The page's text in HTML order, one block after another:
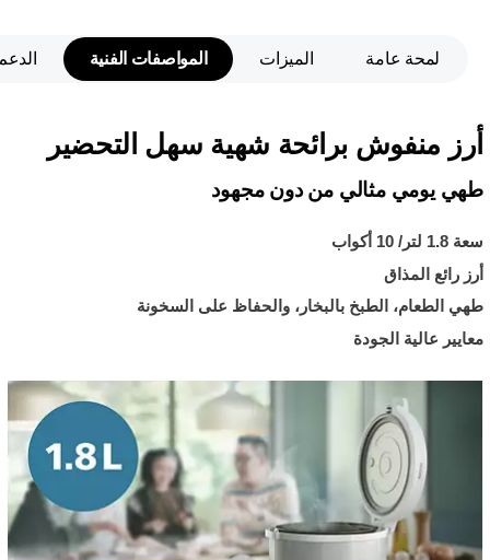
لمحة عامة الميزات المواصفات الفنية
أرز منفوش برائحة شهية سهل التحضير
طهي يومي مثالي من دون مجهود
سعة 1.8 لتر/ 10 أكواب
أرز رائع المذاق
طهي الطعام، الطبخ بالبخار، والحفاظ على السخونة
معايير عالية الجودة